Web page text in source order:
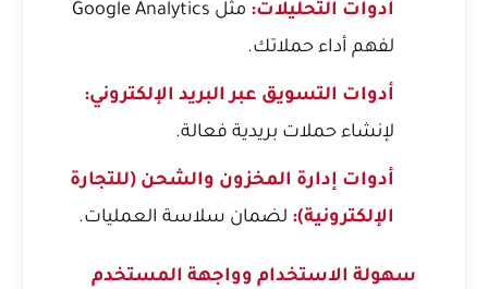
أدوات التحليلات:
مثل Google Analytics
لفهم أداء حملاتك.
أدوات التسويق عبر البريد الإلكتروني:
لإنشاء حملات بريدية فعالة.
أدوات إدارة المخزون والشحن (للتجارة
الإلكترونية): لضمان سلاسة العمليات.
سهولة الاستخدام وواجهة المستخدم